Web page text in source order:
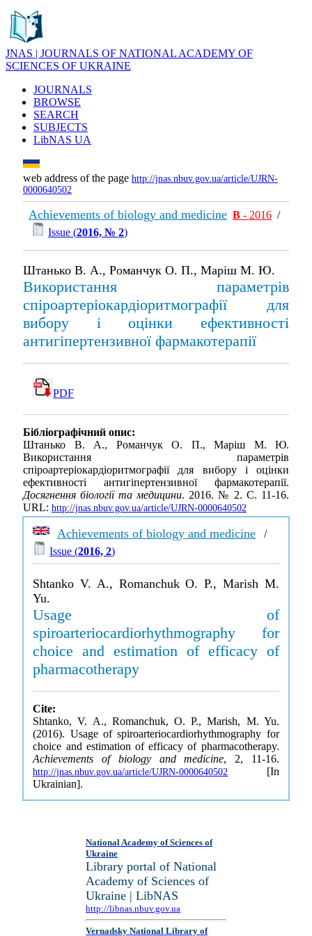
JNAS | JOURNALS OF NATIONAL ACADEMY OF
SCIENCES OF UKRAINE
JOURNALS
BROWSE
SEARCH
SUBJECTS
LibNAS UA
web address of the page http://jnas.nbuv.gov.ua/article/UJRN-
0000640502
Achievements of biology and medicine В - 2016 /
Issue (2016, № 2)
Штанько В. А., Романчук О. П., Маріш М. Ю.
Використання параметрів
спіроартеріокардіоритмографії для
вибору і оцінки ефективності
антигіпертензивної фармакотерапії
PDF
Бібліографічний опис:
Штанько В. А., Романчук О. П., Маріш М. Ю.
Використання параметрів
спіроартеріокардіоритмографії для вибору і оцінки
ефективності антигіпертензивної фармакотерапії.
Досягнення біології та медицини. 2016. № 2. С. 11-16.
URL: http://jnas.nbuv.gov.ua/article/UJRN-0000640502
Achievements of biology and medicine /
Issue (2016, 2)
Shtanko V. A., Romanchuk O. P., Marish M.
Yu.
Usage of
spiroarteriocardiorhythmography for
choice and estimation of efficacy of
pharmacotherapy
Cite:
Shtanko, V. A., Romanchuk, O. P., Marish, M. Yu.
(2016). Usage of spiroarteriocardiorhythmography for
choice and estimation of efficacy of pharmacotherapy.
Achievements of biology and medicine, 2, 11-16.
http://jnas.nbuv.gov.ua/article/UJRN-0000640502 [In
Ukrainian].
National Academy of Sciences of
Ukraine
Library portal of National
Academy of Sciences of
Ukraine | LibNAS
http://libnas.nbuv.gov.ua
Vernadsky National Library of